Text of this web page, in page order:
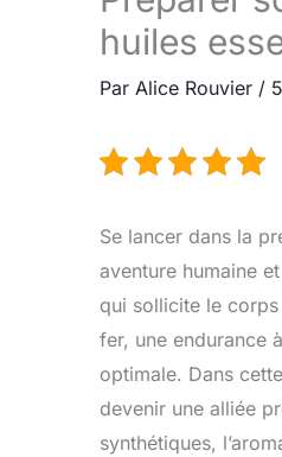
huiles
Par Alice Rouvier /
Se lancer dans la
aventure humaine
qui sollicite le
fer, une endurance
optimale. Dans
devenir une alliée
synthétiques,